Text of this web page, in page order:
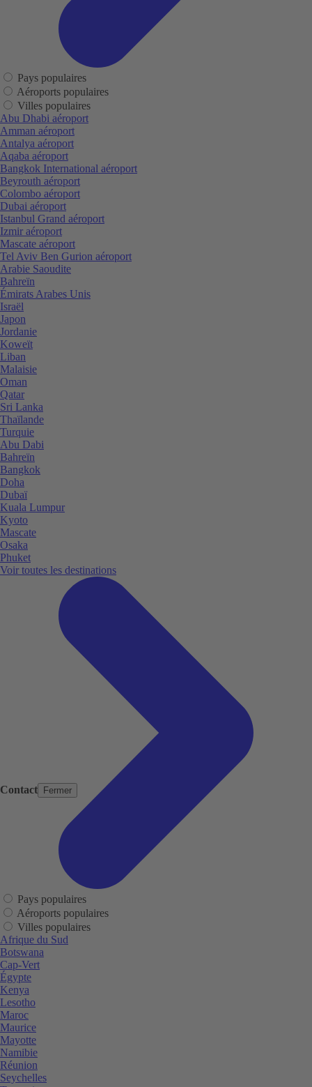
Contact Fermer
Pays populaires
Aéroports populaires
Villes populaires
Abu Dhabi aéroport
Amman aéroport
Antalya aéroport
Aqaba aéroport
Bangkok International aéroport
Beyrouth aéroport
Colombo aéroport
Dubai aéroport
Istanbul Grand aéroport
Izmir aéroport
Mascate aéroport
Tel Aviv Ben Gurion aéroport
Arabie Saoudite
Bahreïn
Émirats Arabes Unis
Israël
Japon
Jordanie
Koweït
Liban
Malaisie
Oman
Qatar
Sri Lanka
Thaïlande
Turquie
Abu Dabi
Bahreïn
Bangkok
Doha
Dubaï
Kuala Lumpur
Kyoto
Mascate
Osaka
Phuket
Voir toutes les destinations
Pays populaires
Aéroports populaires
Villes populaires
Afrique du Sud
Botswana
Cap-Vert
Égypte
Kenya
Lesotho
Maroc
Maurice
Mayotte
Namibie
Réunion
Seychelles